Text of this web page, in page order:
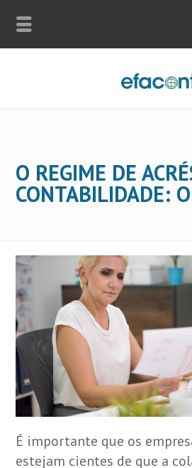
O REGIME DE
CONTABILIDADE:
É importante que os
estejam cientes de que a